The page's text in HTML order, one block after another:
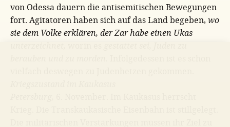
von Odessa dauern die antisemitischen Bewegungen
fort. Agitatoren haben sich auf das Land begeben, wo
sie dem Volke erklären, der Zar habe einen Ukas